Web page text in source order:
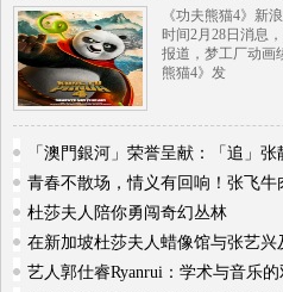
《功夫熊猫4》新
时间2月28日消息
报道，梦工厂动画
熊猫4》发
「澳門銀河」荣誉呈献：「追」张
青春不散场，情义有回响！张飞牛
杜莎夫人陪你勇闯奇幻丛林
在新加坡杜莎夫人蜡像馆与张艺兴
艺人郭仕睿Ryanrui：学术与音乐